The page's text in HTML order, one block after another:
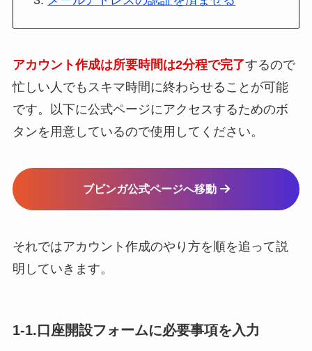
アカウント作成は所要時間は2分程で完了するので
忙しい人でもスキマ時間に終わらせることが可能
です。以下に公式ページにアクセスするためのボ
タンを用意しているので使用してください。
ブビンガ公式ページへ移動
それではアカウント作成のやり方を順を追って説
明していきます。
1-1.口座開設フォームに必要事項を入力